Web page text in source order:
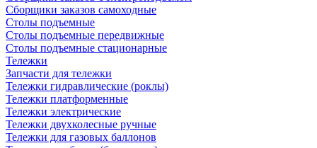
Сборщики заказов самоходные
Столы подъемные
Столы подъемные передвижные
Столы подъемные стационарные
Тележки
Запчасти для тележки
Тележки гидравлические (роклы)
Тележки платформенные
Тележки электрические
Тележки двухколесные ручные
Тележки для газовых баллонов